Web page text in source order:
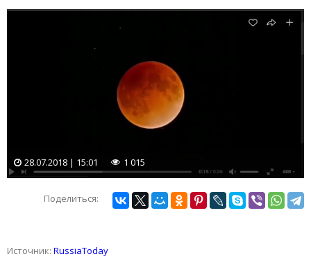
28.07.2018 | 15:01 1 015
Поделиться:
Источник: RussiaToday